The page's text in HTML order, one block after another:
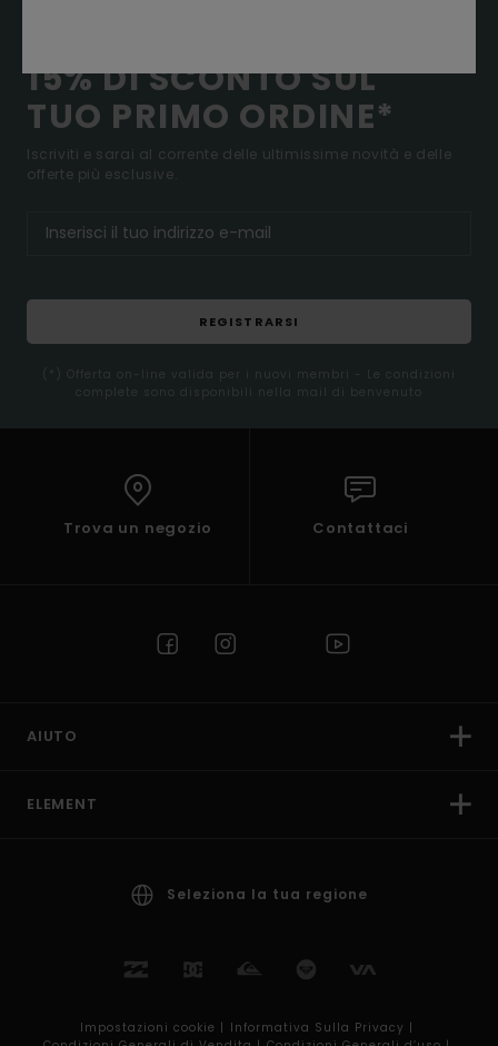
15% DI SCONTO SUL
TUO PRIMO ORDINE*
Iscriviti e sarai al corrente delle ultimissime novità e delle
offerte più esclusive.
REGISTRARSI
(*) Offerta on-line valida per i nuovi membri - Le condizioni
complete sono disponibili nella mail di benvenuto
Trova un negozio Contattaci
AIUTO
ELEMENT
Seleziona la tua regione
Impostazioni cookie | Informativa Sulla Privacy |